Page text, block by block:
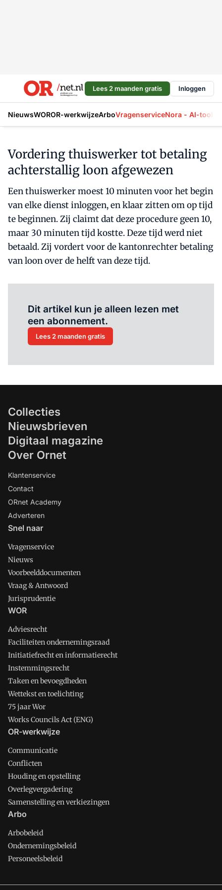
Lees 2 maanden gratis Inloggen
NieuwsWOROR-werkwijzeArboVragenserviceNora - AI-tool
Vordering thuiswerker tot betaling
achterstallig loon afgewezen
Een thuiswerker moest 10 minuten voor het begin
van elke dienst inloggen, en klaar zitten om op tijd
te beginnen. Zij claimt dat deze procedure geen 10,
maar 30 minuten tijd kostte. Deze tijd werd niet
betaald. Zij vordert voor de kantonrechter betaling
van loon over de helft van deze tijd.
Dit artikel kun je alleen lezen met
een abonnement.
Lees 2 maanden gratis
Collecties
Nieuwsbrieven
Digitaal magazine
Over Ornet
Klantenservice
Contact
ORnet Academy
Adverteren
Snel naar
Vragenservice
Nieuws
Voorbeelddocumenten
Vraag & Antwoord
Jurisprudentie
WOR
Adviesrecht
Faciliteiten ondernemingsraad
Initiatiefrecht en informatierecht
Instemmingsrecht
Taken en bevoegdheden
Wettekst en toelichting
75 jaar Wor
Works Councils Act (ENG)
OR-werkwijze
Communicatie
Conflicten
Houding en opstelling
Overlegvergadering
Samenstelling en verkiezingen
Arbo
Arbobeleid
Ondernemingsbeleid
Personeelsbeleid